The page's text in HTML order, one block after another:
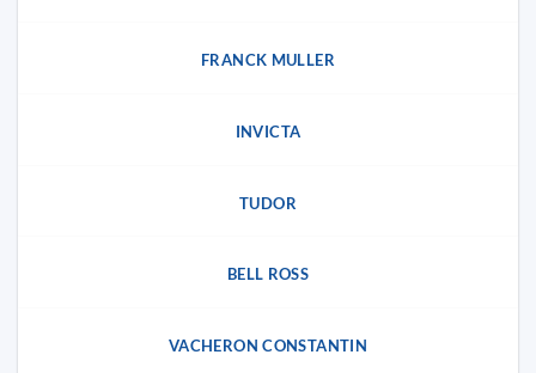
FRANCK MULLER
INVICTA
TUDOR
BELL ROSS
VACHERON CONSTANTIN